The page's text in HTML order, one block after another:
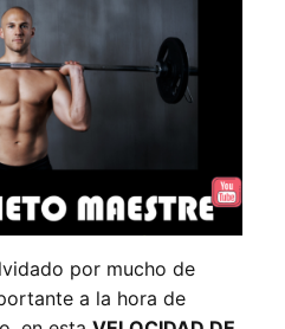
por mucho de
a la hora de